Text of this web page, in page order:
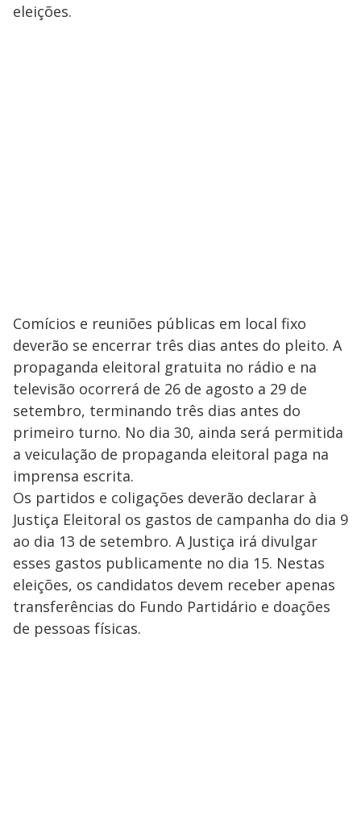
eleições.
Comícios e reuniões públicas em local fixo
deverão se encerrar três dias antes do pleito. A
propaganda eleitoral gratuita no rádio e na
televisão ocorrerá de 26 de agosto a 29 de
setembro, terminando três dias antes do
primeiro turno. No dia 30, ainda será permitida
a veiculação de propaganda eleitoral paga na
imprensa escrita.
Os partidos e coligações deverão declarar à
Justiça Eleitoral os gastos de campanha do dia 9
ao dia 13 de setembro. A Justiça irá divulgar
esses gastos publicamente no dia 15. Nestas
eleições, os candidatos devem receber apenas
transferências do Fundo Partidário e doações
de pessoas físicas.